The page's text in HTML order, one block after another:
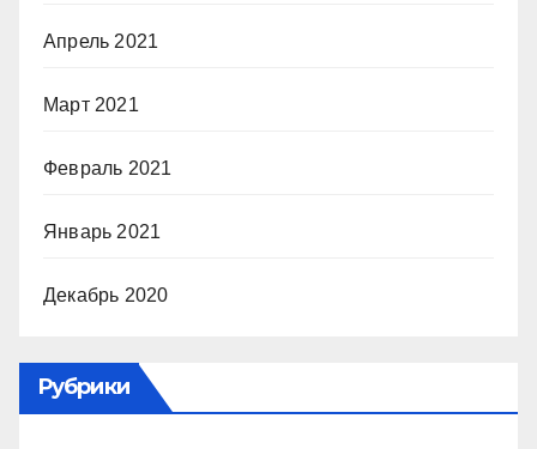
Апрель 2021
Март 2021
Февраль 2021
Январь 2021
Декабрь 2020
Рубрики